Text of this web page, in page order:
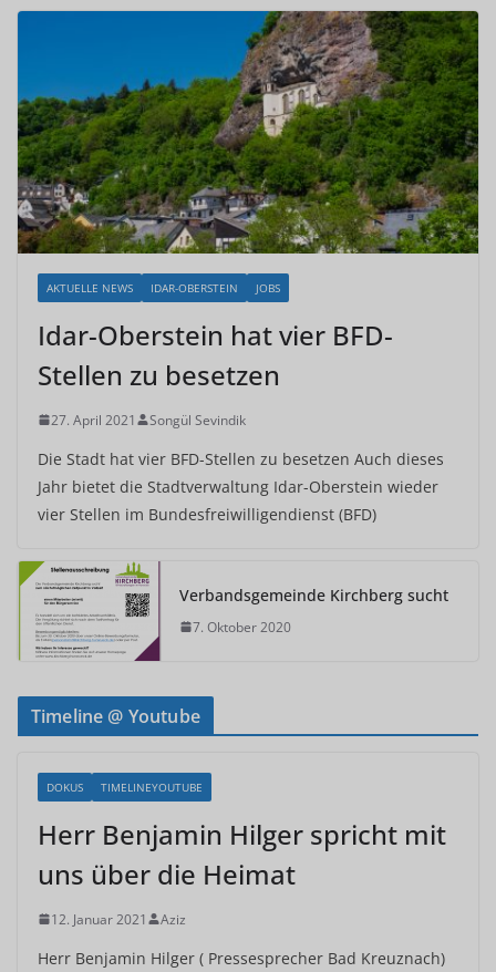
AKTUELLE NEWS IDAR-OBERSTEIN JOBS
Idar-Oberstein hat vier BFD-
Stellen zu besetzen
27. April 2021 Songül Sevindik
Die Stadt hat vier BFD-Stellen zu besetzen Auch dieses
Jahr bietet die Stadtverwaltung Idar-Oberstein wieder
vier Stellen im Bundesfreiwilligendienst (BFD)
Verbandsgemeinde Kirchberg sucht
7. Oktober 2020
Timeline @ Youtube
DOKUS TIMELINEYOUTUBE
Herr Benjamin Hilger spricht mit
uns über die Heimat
12. Januar 2021 Aziz
Herr Benjamin Hilger ( Pressesprecher Bad Kreuznach)